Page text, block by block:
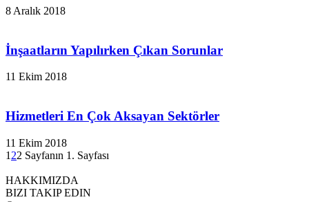
8 Aralık 2018
İnşaatların Yapılırken Çıkan Sorunlar
11 Ekim 2018
Hizmetleri En Çok Aksayan Sektörler
11 Ekim 2018
1 22 Sayfanın 1. Sayfası
HAKKIMIZDA
BIZI TAKIP EDIN